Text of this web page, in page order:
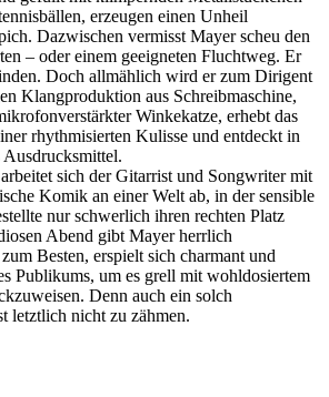
erzeugen einen Unheil
Dazwischen vermisst Mayer scheu den
– oder einem geeigneten Fluchtweg. Er
Doch allmählich wird er zum Dirigent
Klangproduktion aus Schreibmaschine,
Winkekatze, erhebt das
rhythmisierten Kulisse und entdeckt in
sich der Gitarrist und Songwriter mit
Komik an einer Welt ab, in der sensible
nur schwerlich ihren rechten Platz
Abend gibt Mayer herrlich
Besten, erspielt sich charmant und
Publikums, um es grell mit wohldosiertem
Denn auch ein solch
letztlich nicht zu zähmen.